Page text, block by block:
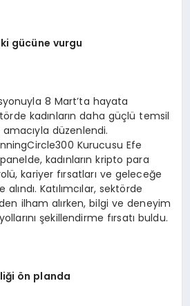
gücüne vurgu
8 Mart’ta hayata
kadınların daha güçlü temsil
düzenlendi.
Kurucusu Efe
kadınların kripto para
kariyer fırsatları ve geleceğe
Katılımcılar, sektörde
ilham alırken, bilgi ve deneyim
şekillendirme fırsatı buldu.
ği ön planda